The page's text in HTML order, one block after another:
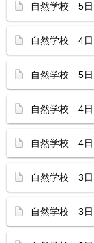
自然学校 5
自然学校 4
自然学校 5
自然学校 4
自然学校 4
自然学校 3
自然学校 3